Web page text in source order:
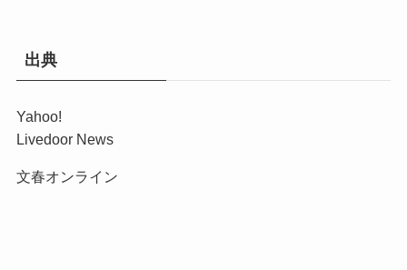
出典
Yahoo!
Livedoor News
文春オンライン